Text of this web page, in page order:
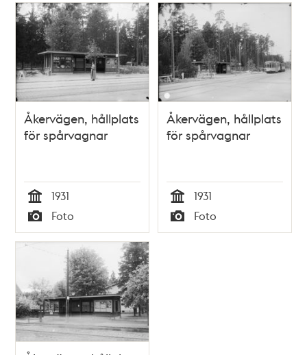
Lista
Karta
träffar
Åkervägen, hållplats
för spårvagnar
Tid
1931
Typ
Foto
Åkervägen, hållplats
för spårvagnar
Tid
1931
Typ
Foto